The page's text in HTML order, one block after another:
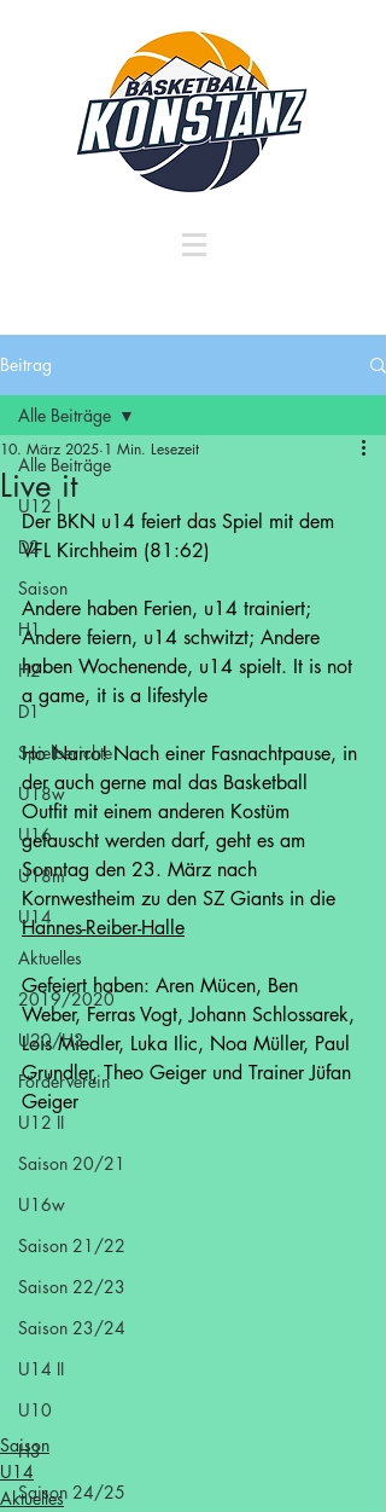
Beitrag
Alle Beiträge
U12 I
D2
Saison
H1
H2
D1
Spielberichte
U18w
U16
U18m
U14
Aktuelles
2019/2020
U20/H3
Förderverein
U12 II
Saison 20/21
U16w
Saison 21/22
Saison 22/23
Saison 23/24
U14 II
U10
H3
Saison 24/25
Alle Beiträge
Live it
10. März 2025 1 Min. Lesezeit
Der BKN u14 feiert das Spiel mit dem
VFL Kirchheim (81:62)
Andere haben Ferien, u14 trainiert;
Andere feiern, u14 schwitzt; Andere
haben Wochenende, u14 spielt. It is not
a game, it is a lifestyle
Ho Narro! Nach einer Fasnachtpause, in
der auch gerne mal das Basketball
Outfit mit einem anderen Kostüm
getauscht werden darf, geht es am
Sonntag den 23. März nach
Kornwestheim zu den SZ Giants in die
Hannes-Reiber-Halle
Gefeiert haben: Aren Mücen, Ben
Weber, Ferras Vogt, Johann Schlossarek,
Lois Miedler, Luka Ilic, Noa Müller, Paul
Grundler, Theo Geiger und Trainer Jüfan
Geiger
Saison
U14
Aktuelles